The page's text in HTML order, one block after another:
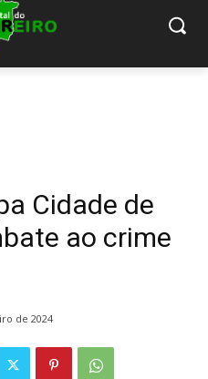
Cidade de
ao crime
de 2024